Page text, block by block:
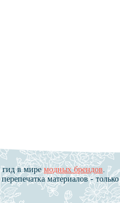
гид в миремодных брендов
материалов - только